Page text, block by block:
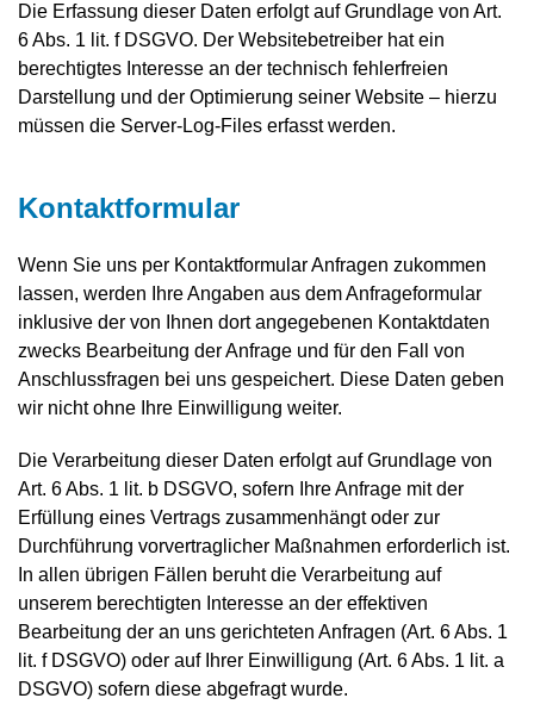
Die Erfassung dieser Daten erfolgt auf Grundlage von Art.
6 Abs. 1 lit. f DSGVO. Der Websitebetreiber hat ein
berechtigtes Interesse an der technisch fehlerfreien
Darstellung und der Optimierung seiner Website – hierzu
müssen die Server-Log-Files erfasst werden.
Kontaktformular
Wenn Sie uns per Kontaktformular Anfragen zukommen
lassen, werden Ihre Angaben aus dem Anfrageformular
inklusive der von Ihnen dort angegebenen Kontaktdaten
zwecks Bearbeitung der Anfrage und für den Fall von
Anschlussfragen bei uns gespeichert. Diese Daten geben
wir nicht ohne Ihre Einwilligung weiter.
Die Verarbeitung dieser Daten erfolgt auf Grundlage von
Art. 6 Abs. 1 lit. b DSGVO, sofern Ihre Anfrage mit der
Erfüllung eines Vertrags zusammenhängt oder zur
Durchführung vorvertraglicher Maßnahmen erforderlich ist.
In allen übrigen Fällen beruht die Verarbeitung auf
unserem berechtigten Interesse an der effektiven
Bearbeitung der an uns gerichteten Anfragen (Art. 6 Abs. 1
lit. f DSGVO) oder auf Ihrer Einwilligung (Art. 6 Abs. 1 lit. a
DSGVO) sofern diese abgefragt wurde.